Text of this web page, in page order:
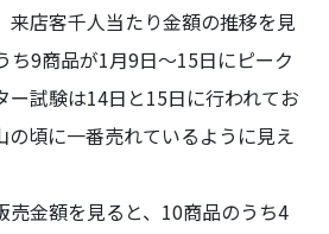
店客千人当たり金額の推移を見
ち9商品が1月9日～15日にピーク
ー試験は14日と15日に行われてお
の頃に一番売れているように見え
金額を見ると、10商品のうち4